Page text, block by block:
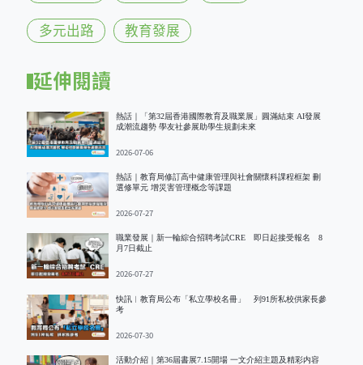
多元出路 教育發展
延伸閱讀
熱話｜「第32屆香港國際教育及職業展」圓滿結束 AI發展
成潮流趨勢 學友社參展助學生規劃未來
2026-07-06
熱話｜教育局修訂高中健康管理與社會關懷科課程框架 刪
選修單元 增災害管理概念等課題
2026-07-27
職業發展｜新一輪綜合招聘考試CRE 即日起接受報名 8
月7日截止
2026-07-27
快訊︱教育局公布「私立學校名冊」 列91所私校供家長參
考
2026-07-30
活動介紹｜第36屆書展7.15開場 一文介紹主題及精彩内容